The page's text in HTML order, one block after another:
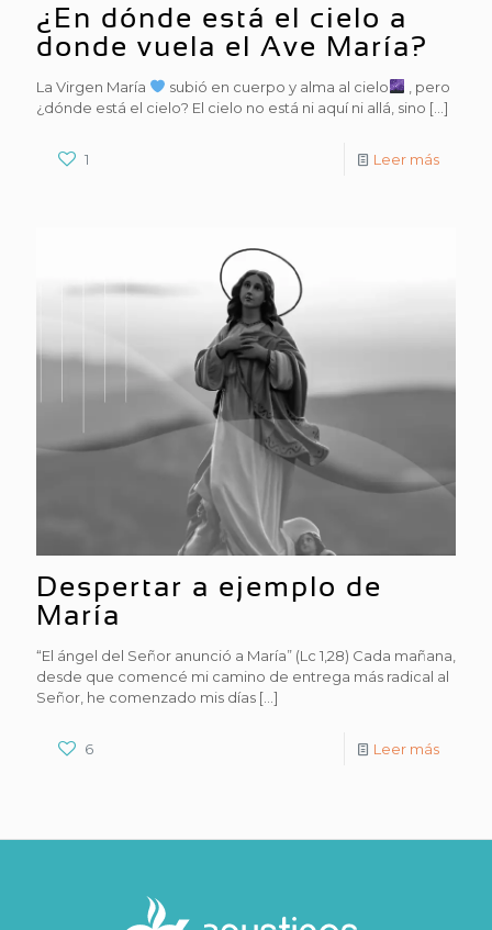
¿En dónde está el cielo a
donde vuela el Ave María?
La Virgen María subió en cuerpo y alma al cielo
, pero
¿dónde está el cielo? El cielo no está ni aquí ni allá, sino […]
1 Leer más
Despertar a ejemplo de
María
“El ángel del Señor anunció a María” (Lc 1,28) Cada mañana,
desde que comencé mi camino de entrega más radical al
Señor, he comenzado mis días […]
6 Leer más